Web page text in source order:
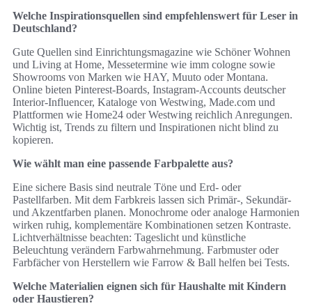
Welche Inspirationsquellen sind empfehlenswert für Leser in
Deutschland?
Gute Quellen sind Einrichtungsmagazine wie Schöner Wohnen
und Living at Home, Messetermine wie imm cologne sowie
Showrooms von Marken wie HAY, Muuto oder Montana.
Online bieten Pinterest‑Boards, Instagram‑Accounts deutscher
Interior‑Influencer, Kataloge von Westwing, Made.com und
Plattformen wie Home24 oder Westwing reichlich Anregungen.
Wichtig ist, Trends zu filtern und Inspirationen nicht blind zu
kopieren.
Wie wählt man eine passende Farbpalette aus?
Eine sichere Basis sind neutrale Töne und Erd‑ oder
Pastellfarben. Mit dem Farbkreis lassen sich Primär-, Sekundär‑
und Akzentfarben planen. Monochrome oder analoge Harmonien
wirken ruhig, komplementäre Kombinationen setzen Kontraste.
Lichtverhältnisse beachten: Tageslicht und künstliche
Beleuchtung verändern Farbwahrnehmung. Farbmuster oder
Farbfächer von Herstellern wie Farrow & Ball helfen bei Tests.
Welche Materialien eignen sich für Haushalte mit Kindern
oder Haustieren?